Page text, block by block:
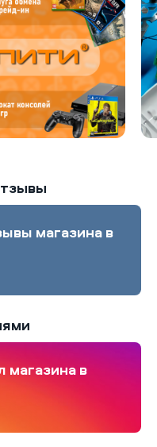
магазина в
магазина в